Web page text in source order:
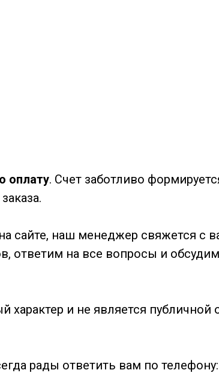
оплату. Счет заботливо
сайте, наш менеджер свяжется с
ответим на все вопросы и
и не является публичной
рады ответить вам по телефону: